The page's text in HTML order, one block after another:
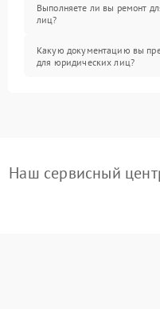
Выполняете ли вы ремонт
лиц?
Какую документацию вы
для юридических лиц?
Наш сервисный